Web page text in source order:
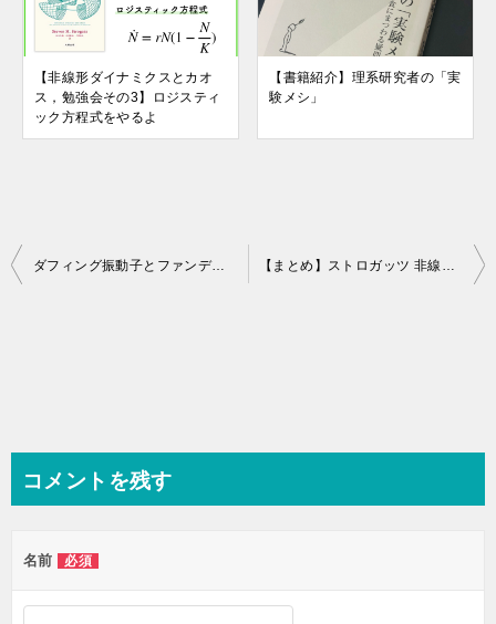
【非線形ダイナミクスとカオ
ス，勉強会その3】ロジスティ
ック方程式をやるよ
【書籍紹介】理系研究者の「実
験メシ」
投
シ
ョ
ダフィング振動子とファンデルポール振動子の時系列アニメーション 【まとめ】ストロガッツ 非線形ダイナミクスとカオス
コメントを残す
名前 必須